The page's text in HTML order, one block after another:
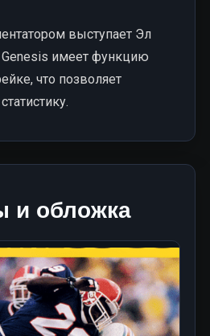
выступает Эл
Genesis имеет функцию
что позволяет
и обложка